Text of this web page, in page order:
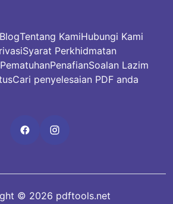
BlogTentang KamiHubungi Kami
Syarat Perkhidmatan
PenafianSoalan Lazim
Cari penyelesaian PDF anda
© 2026 pdftools.net